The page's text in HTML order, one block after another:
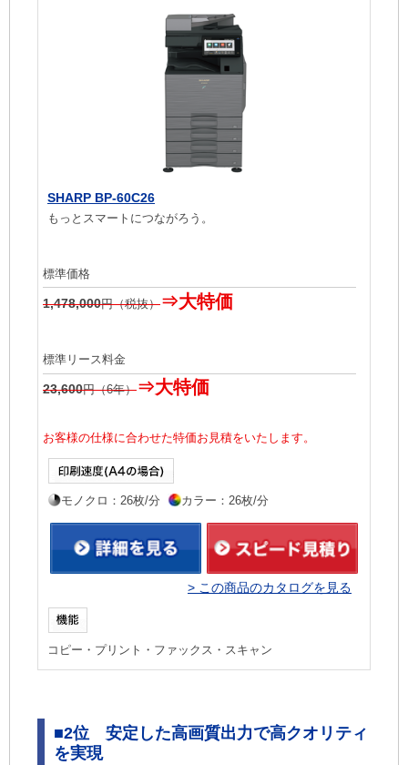
SHARP BP-60C26
もっとスマートにつながろう。
標準価格
1,478,000円（税抜）⇒大特価
標準リース料金
23,600円（6年）⇒大特価
お客様の仕様に合わせた特価お見積をいたします。
モノクロ：26枚/分 カラー：26枚/分
> この商品のカタログを見る
コピー・プリント・ファックス・スキャン
■2位 安定した高画質出力で高クオリティ
を実現